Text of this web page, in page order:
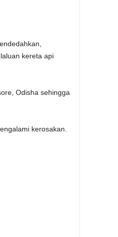
kereta api
Odisha sehingga
kerosakan.